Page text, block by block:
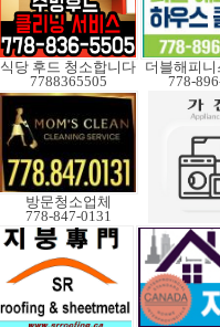
식당 후드 청소합니다
7788365505
더블해피
778-
방문청소업체
778-847-0131